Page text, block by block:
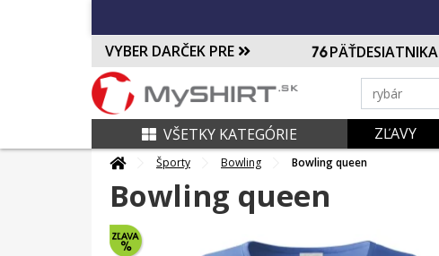
VYBER DARČEK PRE PÄŤDESIATNIKA
VŠETKY KATEGÓRIE ZĽAVY
Športy Bowling Bowling queen
Bowling queen